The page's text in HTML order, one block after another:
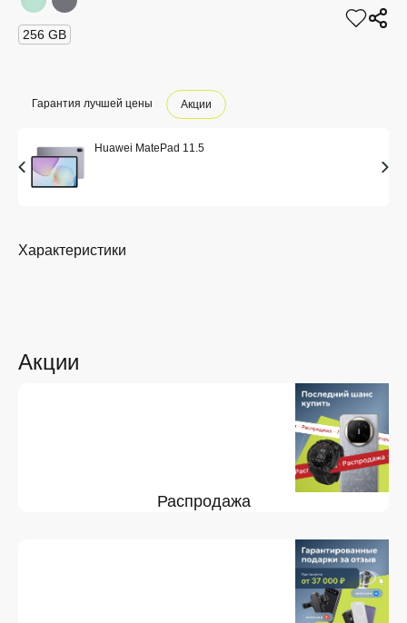
256 GB
Гарантия лучшей цены Акции
Huawei MatePad 11.5
Акции
Распродажа
Характеристики